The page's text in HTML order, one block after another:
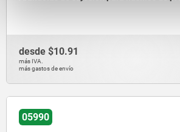
desde $10.91
más IVA.
más gastos de envío
05990